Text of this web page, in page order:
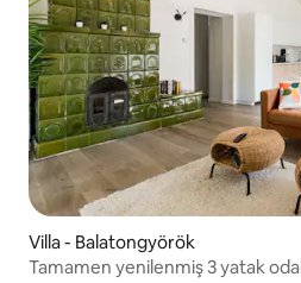
Villa - Balatongyörök
Tamamen yenilenmiş 3 yatak